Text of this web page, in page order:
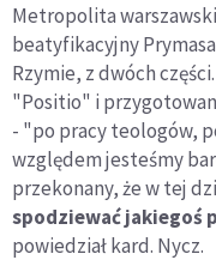
Metropolita
beatyfikacyjny
Rzymie, z dwóch
"Positio" i
- "po pracy teologów,
względem jesteśmy
przekonany, że w tej
spodziewać jakiegoś
powiedział kard. Nycz.